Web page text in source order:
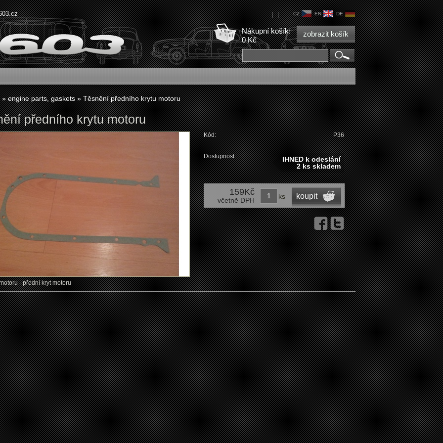
CZ EN DE
||
Nákupní košík:
0 Kč
zobrazit košík
»engine parts, gaskets»Těsnění předního krytu motoru
předního krytu motoru
Kód: P36
Dostupnost:
IHNED k odeslání
2 ks skladem
159Kč
včetně DPH ks koupit
- přední kryt motoru